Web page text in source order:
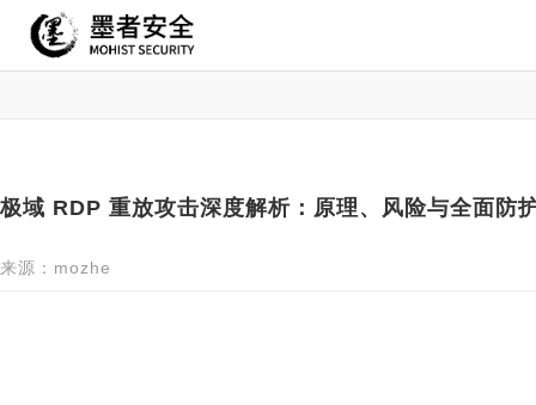
极域 RDP 重放攻击深度解析：原理、风险与全面防
来源：mozhe